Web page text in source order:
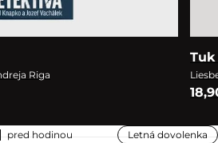
Riga
pred hodinou Letná dovolenka